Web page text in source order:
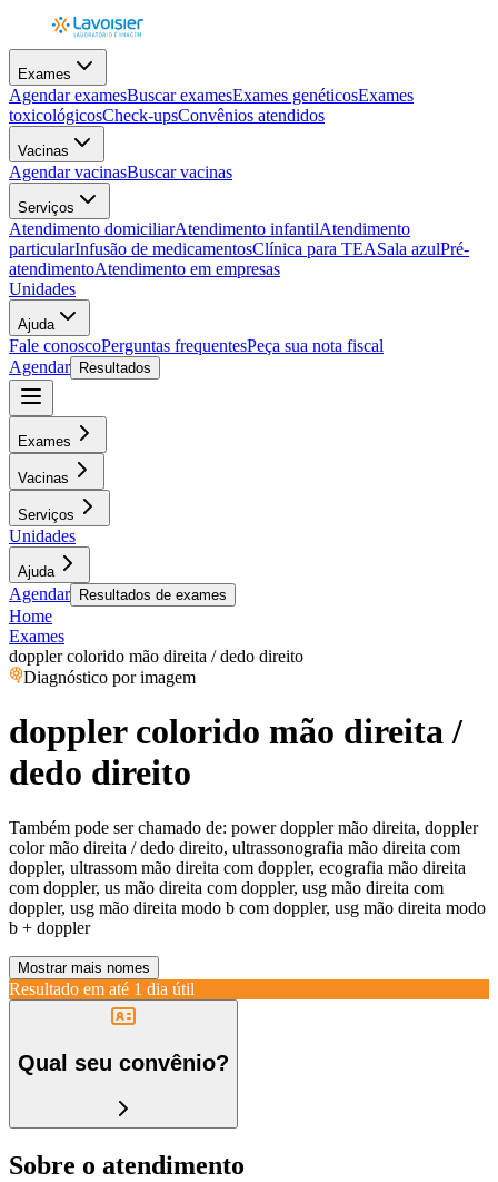
Exames
Agendar examesBuscar examesExames genéticosExames
toxicológicosCheck-upsConvênios atendidos
Vacinas
Agendar vacinasBuscar vacinas
Serviços
Atendimento domiciliarAtendimento infantilAtendimento
particularInfusão de medicamentosClínica para TEASala azulPré-
atendimentoAtendimento em empresas
Unidades
Ajuda
Fale conoscoPerguntas frequentesPeça sua nota fiscal
Agendar
Resultados
Exames
Vacinas
Serviços
Unidades
Ajuda
Agendar Resultados de exames
Home
Exames
doppler colorido mão direita / dedo direito
Diagnóstico por imagem
doppler colorido mão direita /
dedo direito
Também pode ser chamado de: power doppler mão direita, doppler
color mão direita / dedo direito, ultrassonografia mão direita com
doppler, ultrassom mão direita com doppler, ecografia mão direita
com doppler, us mão direita com doppler, usg mão direita com
doppler, usg mão direita modo b com doppler, usg mão direita modo
b + doppler
Mostrar mais nomes
Resultado em até 1 dia útil
Qual seu convênio?
Sobre o atendimento